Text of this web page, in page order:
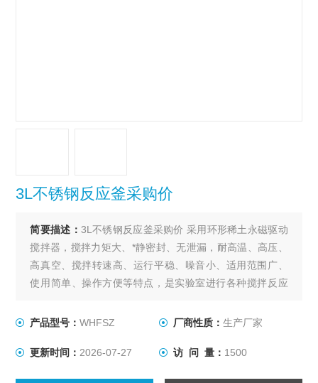
3L不锈钢反应釜采购价
简要描述： 3L不锈钢反应釜采购价 采用环形稀土永磁驱动
搅拌器，搅拌力矩大、*静密封、无泄漏，耐高温、高压、
高真空、搅拌转速高、运行平稳、噪音小、适用范围广、
使用简单、操作方便等特点，是实验室进行各种搅拌反应
产品型号：WHFSZ 厂商性质： 生产厂家
更新时间： 2026-07-27 访 问 量： 1500